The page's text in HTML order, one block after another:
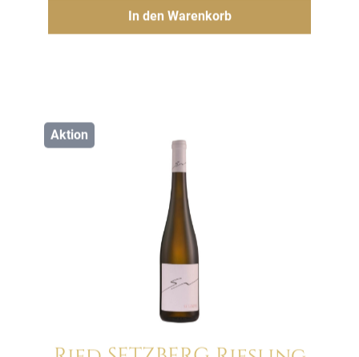
In den Warenkorb
Hinzufügen
Aktion